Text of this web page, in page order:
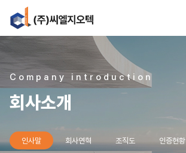
Company introduction
회사소개
인사말 회사연혁 조직도 인증현황